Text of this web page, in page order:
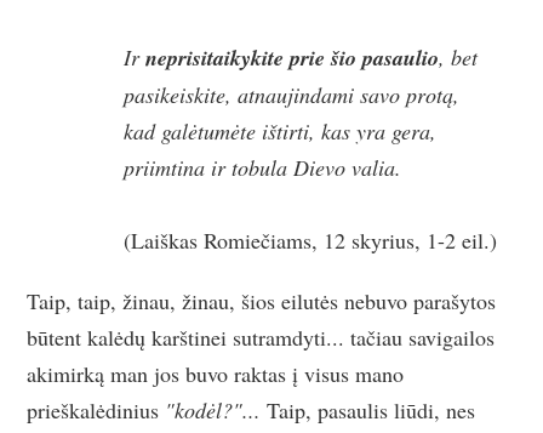
Irneprisitaikykite prie šio pasaulio, bet
pasikeiskite, atnaujindami savo protą,
kad galėtumėte ištirti, kas yra gera,
priimtina ir tobula Dievo valia.
(Laiškas Romiečiams, 12 skyrius, 1-2 eil.)
Taip, taip, žinau, žinau, šios eilutės nebuvo parašytos
būtent kalėdų karštinei sutramdyti... tačiau savigailos
akimirką man jos buvo raktas į visus mano
prieškalėdinius "kodėl?"...Taip, pasaulis liūdi, nes